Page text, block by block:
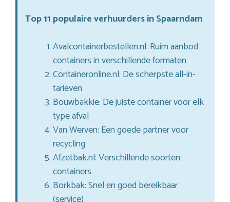
Top 11 populaire verhuurders in Spaarndam
Avalcontainerbestellen.nl: Ruim aanbod
containers in verschillende formaten
Containeronline.nl: De scherpste all-in-
tarieven
Bouwbakkie: De juiste container voor elk
type afval
Van Werven: Een goede partner voor
recycling
Afzetbak.nl: Verschillende soorten
containers
Borkbak: Snel en goed bereikbaar